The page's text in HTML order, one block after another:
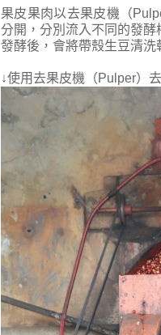
果皮果肉以去果皮機（
分開，分別流入不同的發酵
發酵後，會將帶殼生豆清洗
↓使用去果皮機（Pulper） 去